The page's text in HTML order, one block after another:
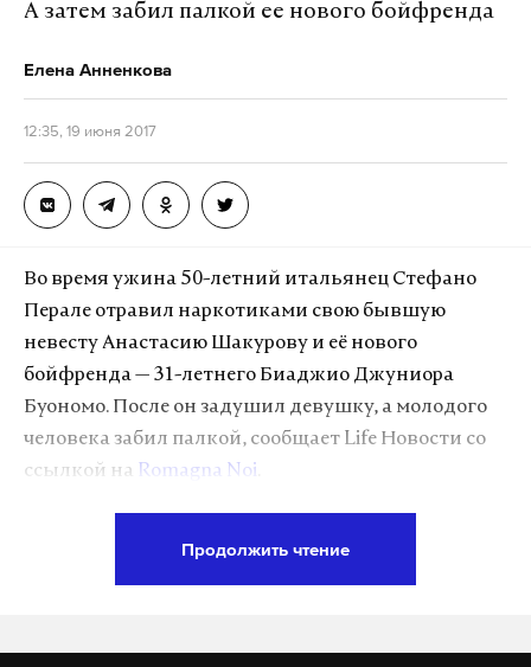
Фото: © sledcom.ru
Дзен
А затем забил палкой ее нового бойфренда
Елена Анненкова
12:35, 19 июня 2017
Во время ужина 50-летний итальянец Стефано
Перале отравил наркотиками свою бывшую
невесту Анастасию Шакурову и её нового
бойфренда — 31-летнего Биаджио Джуниора
Буономо. После он задушил девушку, а молодого
человека забил палкой, сообщает Life Новости со
ссылкой на
Romagna Noi
Подпишитесь на Daily Storm в
Продолжить чтение